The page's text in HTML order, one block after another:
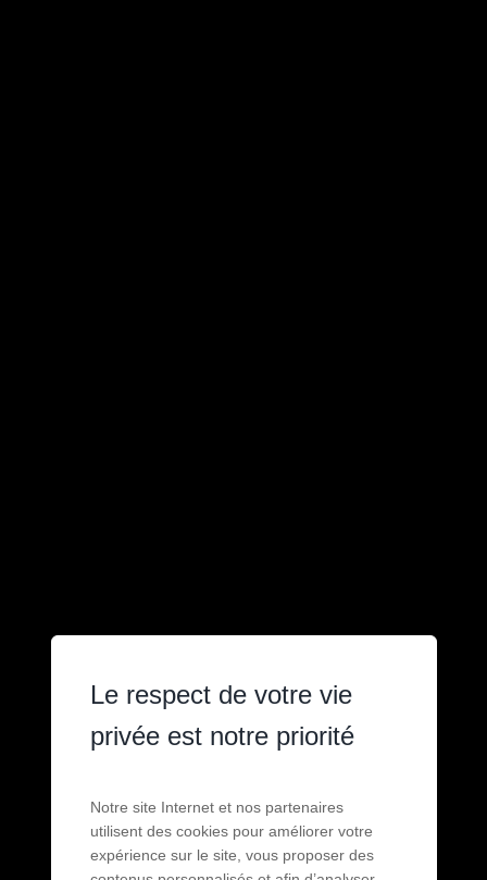
Le respect de votre vie
privée est notre priorité
Notre site Internet et nos partenaires
utilisent des cookies pour améliorer votre
expérience sur le site, vous proposer des